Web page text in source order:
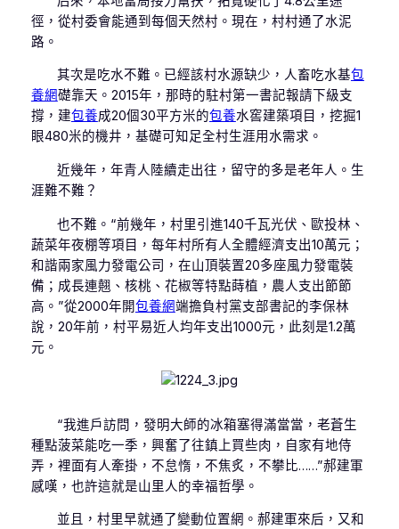
徑，從村委會能通到每個天然村。現在，村村通了水泥
路。
其次是吃水不難。已經該村水源缺少，人畜吃水基包
養網礎靠天。2015年，那時的駐村第一書記報請下級支
撐，建包養成20個30平方米的包養水窖建築項目，挖掘1
眼480米的機井，基礎可知足全村生涯用水需求。
近幾年，年青人陸續走出往，留守的多是老年人。生
涯難不難？
也不難。“前幾年，村里引進140千瓦光伏、歐投林、
蔬菜年夜棚等項目，每年村所有人全體經濟支出10萬元；
和諧兩家風力發電公司，在山頂裝置20多座風力發電裝
備；成長連翹、核桃、花椒等特點蒔植，農人支出節節
高。”從2000年開包養網端擔負村黨支部書記的李保林
說，20年前，村平易近人均年支出1000元，此刻是1.2萬
元。
“我進戶訪問，發明大師的冰箱塞得滿當當，老蒼生
種點菠菜能吃一季，興奮了往鎮上買些肉，自家有地侍
弄，裡面有人牽掛，不怠惰，不焦炙，不攀比……”郝建軍
感嘆，也許這就是山里人的幸福哲學。
並且，村里早就通了變動位置網。郝建軍來后，又和